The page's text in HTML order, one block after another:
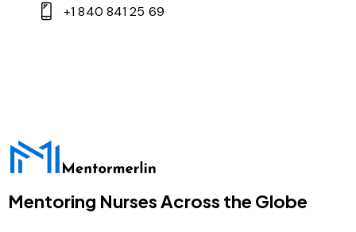
+1 840 841 25 69
Mentoring Nurses Across the Globe